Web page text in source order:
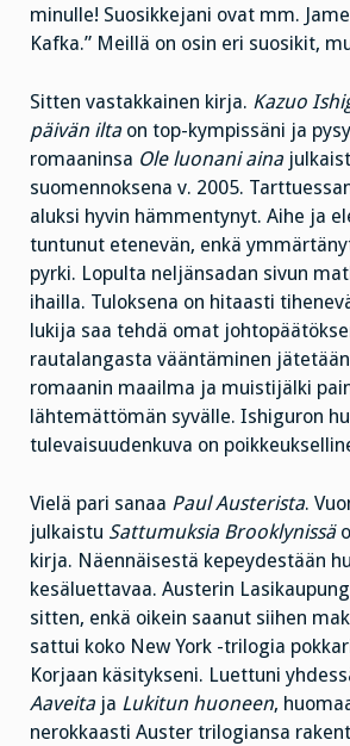
minulle! Suosikkejani ovat mm.
Kafka.” Meillä on osin eri suosikit,
Sitten vastakkainen kirja. Kazuo
päivän ilta on top-kympissäni ja
romaaninsa Ole luonani aina
suomennoksena v. 2005.
aluksi hyvin hämmentynyt. Aihe ja
tuntunut etenevän, enkä
pyrki. Lopulta neljänsadan sivun
ihailla. Tuloksena on hitaasti
lukija saa tehdä omat
rautalangasta vääntäminen
romaanin maailma ja muistijälki
lähtemättömän syvälle. Ishiguron
tulevaisuudenkuva on
Vielä pari sanaa Paul Austerista.
julkaistu Sattumuksia Brooklynissä
kirja. Näennäisestä kepeydestään
kesäluettavaa. Austerin
sitten, enkä oikein saanut siihen
sattui koko New York -trilogia
Korjaan käsitykseni. Luettuni
Aaveita ja Lukitun huoneen,
nerokkaasti Auster trilogiansa